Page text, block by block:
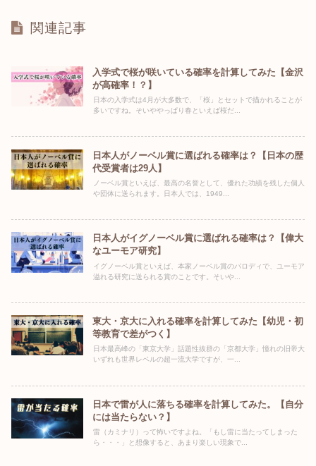
関連記事
入学式で桜が咲いている確率を計算してみた【金沢
が高確率！？】
日本の入学式は4月が大多数で、「桜」とセットで描かれることが
多いですね。そいややっぱり春といえば桜だ...
日本人がノーベル賞に選ばれる確率は？【日本の歴
代受賞者は29人】
ノーベル賞といえば、最高の名誉として、優れた功績を残した個人
や団体に送られます。日本人では、1949...
日本人がイグノーベル賞に選ばれる確率は？【偉大
なユーモア研究】
イグノーベル賞といえば、本家ノーベル賞のパロディで、ユーモア
溢れる研究に送られる賞のことです。そいや...
東大・京大に入れる確率を計算してみた【幼児・初
等教育で差がつく】
日本最高峰の「東京大学」話題性抜群の「京都大学」憧れの旧帝大
いずれも世界レベルの超一流大学ですが、一...
日本で雷が人に落ちる確率を計算してみた。【自分
には当たらない？】
雷（カミナリ）って怖いですよね。「もし雷に当たってしまった
ら・・・」と想像すると、あまり楽しい現象で...